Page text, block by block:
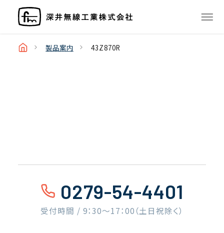
製品案内 43Z870R
0279-54-4401
受付時間 / 9：30〜17：00（土日祝除く）